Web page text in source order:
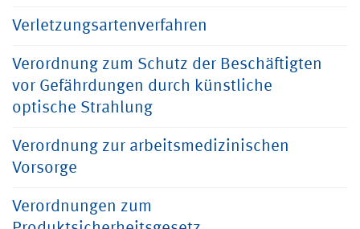
Verletzungsartenverfahren
Verordnung zum Schutz der Beschäftigten
vor Gefährdungen durch künstliche
optische Strahlung
Verordnung zur arbeitsmedizinischen
Vorsorge
Verordnungen zum